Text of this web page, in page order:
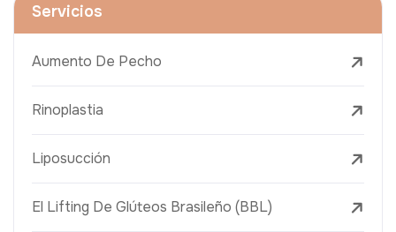
Servicios
Aumento De Pecho
Rinoplastia
Liposucción
El Lifting De Glúteos Brasileño (BBL)